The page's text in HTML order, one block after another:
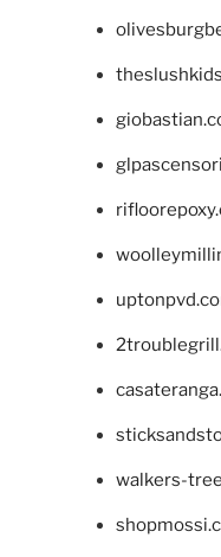
walkers-